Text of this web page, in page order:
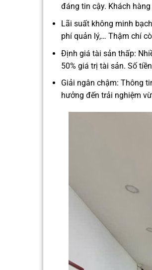
đáng tin cậy. Khách
Lãi suất không minh
phí quản lý,… Thậm chí
Định giá tài sản thấp:
50% giá trị tài sản. Số
Giải ngân chậm: Thông
hưởng đến trải nghiệm